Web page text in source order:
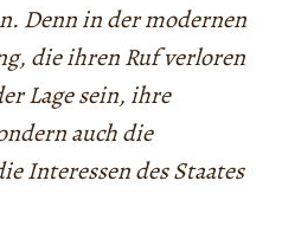
Denn in der modernen
die ihren Ruf verloren
Lage sein, ihre
auch die
Interessen des Staates